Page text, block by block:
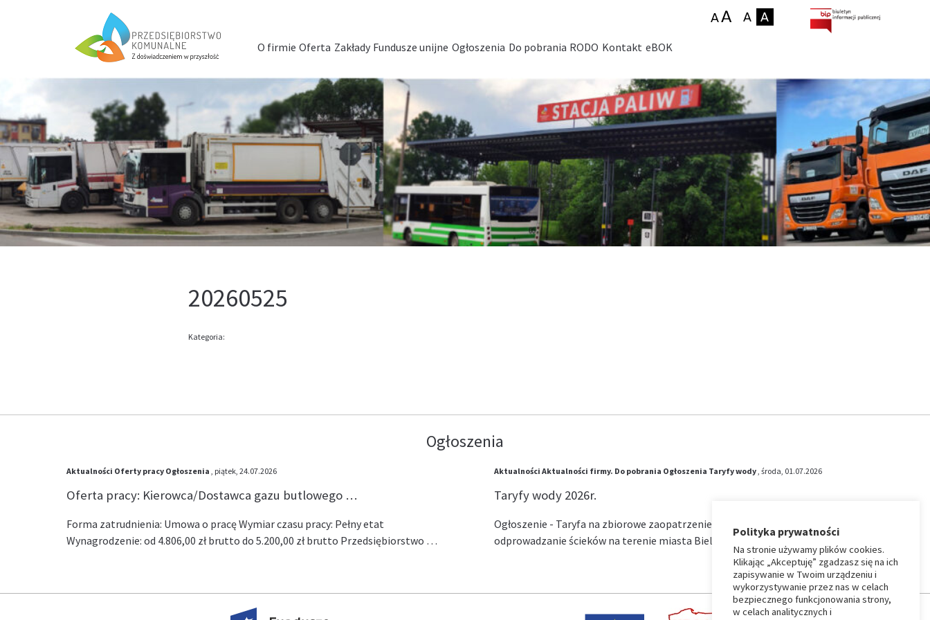
O firmie Oferta Zakłady Fundusze unijne Ogłoszenia Do pobrania RODO Kontakt eBOK
20260525
Kategoria:
Ogłoszenia
Aktualności Oferty pracy Ogłoszenia , piątek, 24.07.2026
Oferta pracy: Kierowca/Dostawca gazu butlowego …
Forma zatrudnienia: Umowa o pracę Wymiar czasu pracy: Pełny etat
Wynagrodzenie: od 4.806,00 zł brutto do 5.200,00 zł brutto Przedsiębiorstwo …
Aktualności Aktualności firmy. Do pobrania Ogłoszenia Taryfy wody, środa, 01.07.2026
Taryfy wody 2026r.
Ogłoszenie - Taryfa na zbiorowe zaopatrzenie w wodę i zbiorowe
odprowadzanie ścieków na terenie miasta Bielsk Podlaski na okres od …
Polityka prywatności
Na stronie używamy plików cookies.
Klikając „Akceptuję” zgadzasz się na ich
zapisywanie w Twoim urządzeniu i
wykorzystywanie przez nas w celach
bezpiecznego funkcjonowania strony,
w celach analitycznych i